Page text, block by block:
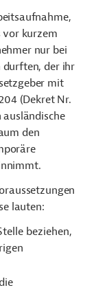
vor kurzem
nur bei
durften, der ihr
mit
(Dekret Nr.
den
lauten:
beziehen,